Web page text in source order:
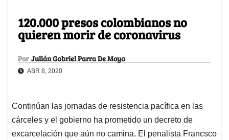
120.000 presos colombianos no
quieren morir de coronavirus
Por Julián Gabriel Parra De Moya
ABR 8, 2020
Continúan las jornadas de resistencia pacífica en las
cárceles y el gobierno ha prometido un decreto de
excarcelación que aún no camina. El penalista Francsco